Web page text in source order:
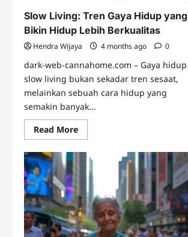
Slow Living: Tren Gaya Hidup yang
Bikin Hidup Lebih Berkualitas
Hendra Wijaya 4 months ago 0
dark-web-cannahome.com – Gaya hidup
slow living bukan sekadar tren sesaat,
melainkan sebuah cara hidup yang
semakin banyak...
Read MoreRead
more
Slow
Living:
Tren
Gaya
yang
Bikin
Hidup
Lebih
Berkualitas